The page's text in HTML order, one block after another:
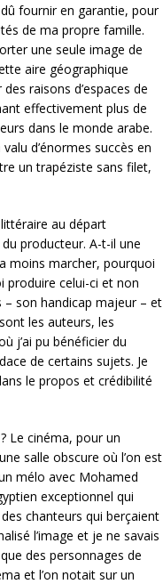
fournir en garantie, pour
de ma propre famille.
une seule image de
aire géographique
raisons d’espaces de
effectivement plus de
dans le monde arabe.
d’énormes succès en
un trapéziste sans filet,
au départ
producteur. A-t-il une
moins marcher, pourquoi
produire celui-ci et non
son handicap majeur – et
les auteurs, les
j’ai pu bénéficier du
de certains sujets. Je
le propos et crédibilité
Le cinéma, pour un
salle obscure où l’on est
mélo avec Mohamed
exceptionnel qui
chanteurs qui berçaient
l’image et je ne savais
des personnages de
et l’on notait sur un